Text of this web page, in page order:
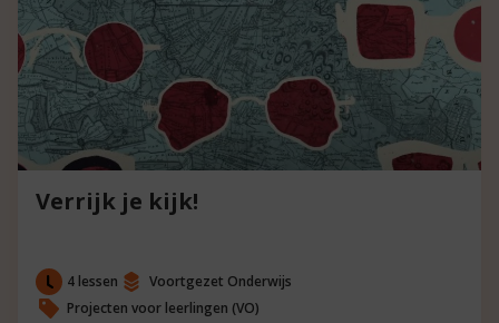
Verrijk je kijk!
4 lessen
Voortgezet Onderwijs
Projecten voor leerlingen (VO)